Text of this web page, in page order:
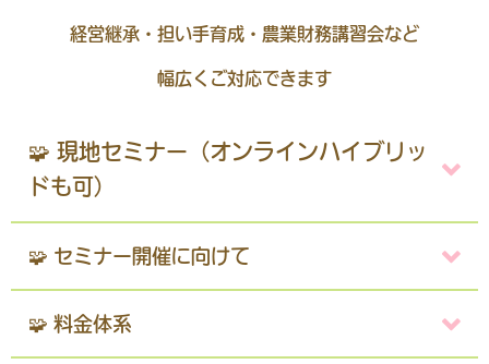
経営継承・担い手育成・農業財務講習会など
幅広くご対応できます
🧩 現地セミナー（オンラインハイブリッ
ドも可）
🧩 セミナー開催に向けて
🧩 料金体系